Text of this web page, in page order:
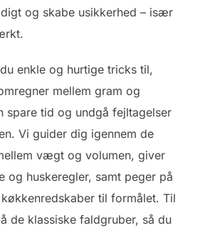
og skabe usikkerhed – især
enkle og hurtige tricks til,
mellem gram og
spare tid og undgå fejltagelser
Vi guider dig igennem de
vægt og volumen, giver
og huskeregler, samt peger på
til formålet. Til
de klassiske faldgruber, så du